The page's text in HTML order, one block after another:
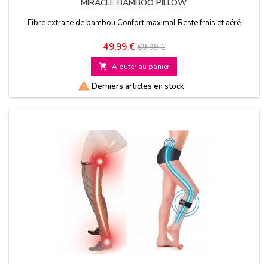
MIRACLE BAMBOO PILLOW
Fibre extraite de bambou Confort maximal Reste frais et aéré
Prix
49,99 € Prix
de
base
69,99 €
 Ajouter au panier
 Derniers articles en stock